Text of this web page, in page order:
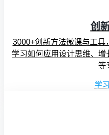
创
3000+创新方法微课与工具
学习如何应用设计思维、
等
学